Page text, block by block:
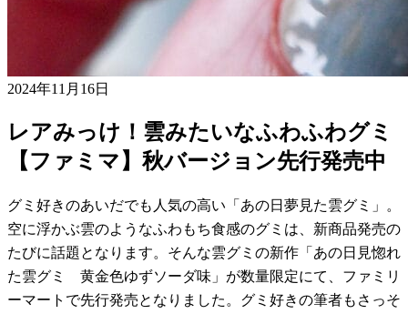
2024年11月16日
レアみっけ！雲みたいなふわふわグミ
【ファミマ】秋バージョン先行発売中
グミ好きのあいだでも人気の高い「あの日夢見た雲グミ」。
空に浮かぶ雲のようなふわもち食感のグミは、新商品発売の
たびに話題となります。そんな雲グミの新作「あの日見惚れ
た雲グミ 黄金色ゆずソーダ味」が数量限定にて、ファミリ
ーマートで先行発売となりました。グミ好きの筆者もさっそ